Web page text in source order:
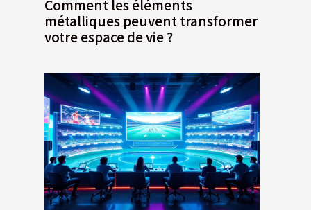
Comment les éléments
métalliques peuvent transformer
votre espace de vie ?